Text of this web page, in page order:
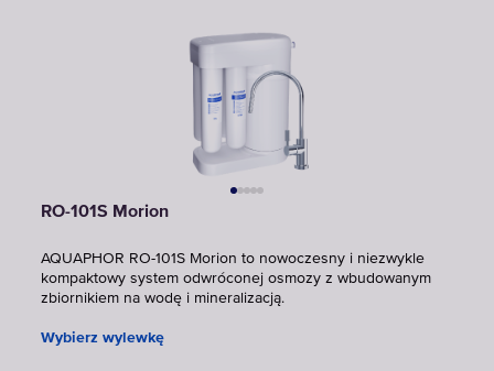
RO-101S Morion
AQUAPHOR RO-101S Morion to nowoczesny i niezwykle
kompaktowy system odwróconej osmozy z wbudowanym
zbiornikiem na wodę i mineralizacją.
Wybierz wylewkę